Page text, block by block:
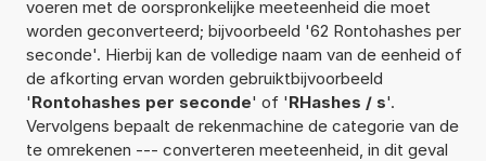
voeren met de oorspronkelijke meeteenheid die moet
worden geconverteerd; bijvoorbeeld '62 Rontohashes per
seconde'. Hierbij kan de volledige naam van de eenheid of
de afkorting ervan worden gebruiktbijvoorbeeld
'Rontohashes per seconde' of 'RHashes / s'.
Vervolgens bepaalt de rekenmachine de categorie van de
te omrekenen --- converteren meeteenheid, in dit geval